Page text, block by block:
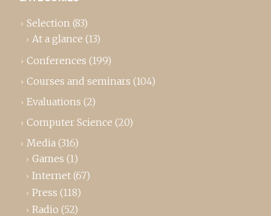
Selection (83)
At a glance (13)
Conferences (199)
Courses and seminars (104)
Evaluations (2)
Computer Science (20)
Media (316)
Games (1)
Internet (67)
Press (118)
Radio (52)